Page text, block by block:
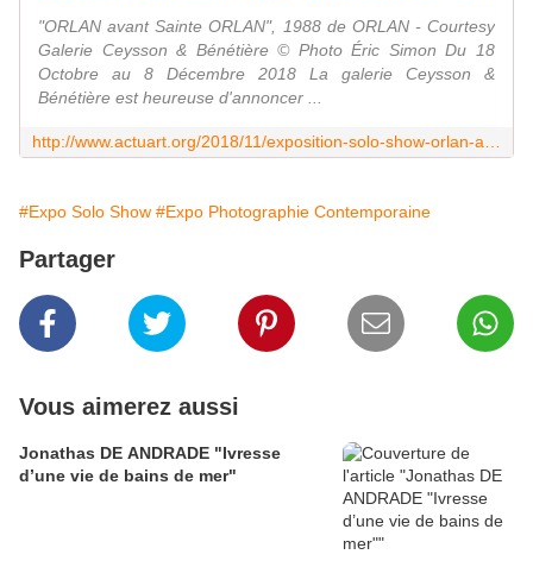
"ORLAN avant Sainte ORLAN", 1988 de ORLAN - Courtesy
Galerie Ceysson & Bénétière © Photo Éric Simon Du 18
Octobre au 8 Décembre 2018 La galerie Ceysson &
Bénétière est heureuse d'annoncer ...
#Expo Solo Show #Expo Photographie Contemporaine
Partager
Vous aimerez aussi
Jonathas DE ANDRADE "Ivresse
d’une vie de bains de mer"